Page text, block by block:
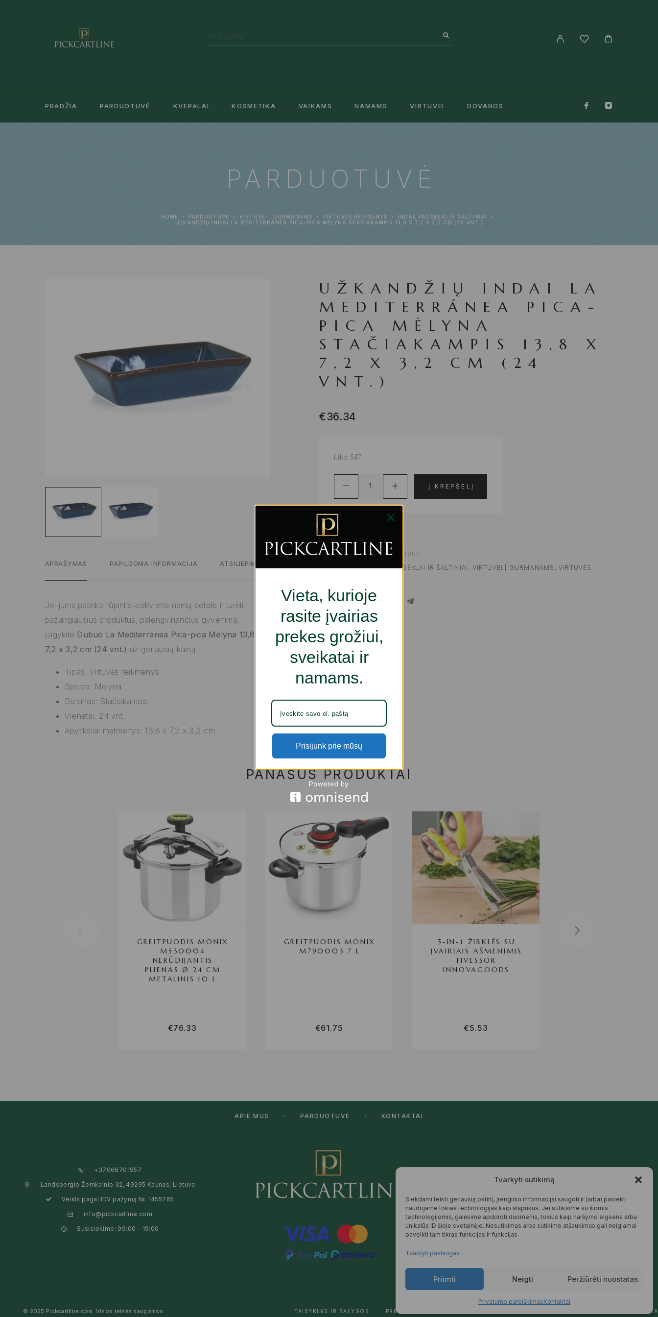
Tvarkyti sutikimą
Siekdami teikti geriausią patirtį, įrenginio informacijai saugoti ir (arba) pasiekti
naudojame tokias technologijas kaip slapukus. Jei sutiksime su šiomis
technologijomis, galėsime apdoroti duomenis, tokius kaip naršymo elgsena arba
unikalūs ID šioje svetainėje. Nesutikimas arba sutikimo atšaukimas gali neigiamai
paveikti tam tikras funkcijas ir funkcijas.
Tvarkyti paslaugas
Priimti Neigti Peržiūrėti nuostatas
Privatumo pareiškimasKontaktai
PRADŽIA PARDUOTUVĖ KVEPALAI KOSMETIKA VAIKAMS NAMAMS VIRTUVEI DOVANOS
PARDUOTUVĖ
HOME PARDUOTUVĖ VIRTUVEI | GURMANAMS VIRTUVĖS REIKMENYS
INDAI, PADĖKLAI IR ŠALTINIAI
UŽKANDŽIŲ INDAI LA MEDITERRÁNEA PICA-PICA MĖLYNA STAČIAKAMPIS 13,8 X 7,2 X 3,2 CM (24 VNT.)
APRAŠYMAS PAPILDOMA INFORMACIJA ATSILIEPIMAI
Jei jums patinka rūpintis kiekviena namų detale ir turėti
pažangiausius produktus, palengvinančius gyvenimą,
įsigykite Dubuo La Mediterránea Pica-pica Mėlyna 13,8 x
7,2 x 3,2 cm (24 vnt.) už geriausią kainą.
Tipas: Virtuvės reikmenys
Spalva: Mėlyna
Dizainas: Stačiakampis
Vienetai: 24 vnt.
Apytiksliai matmenys: 13,8 x 7,2 x 3,2 cm
UŽKANDŽIŲ INDAI LA
MEDITERRÁNEA PICA-
PICA MĖLYNA
STAČIAKAMPIS 13,8 X
7,2 X 3,2 CM (24
VNT.)
€36.34
Liko 547
Į KREPŠELĮ
ADD TO WISHLIST
PRODUKTO KODAS:S2233051
KATEGORIJOS:INDAI, PADĖKLAI IR ŠALTINIAI VIRTUVEI | GURMANAMS ,VIRTUVĖS
SHARE
PANAŠŪS PRODUKTAI
GREITPUODIS MONIX
M530004
NERŪDIJANTIS
PLIENAS Ø 24 CM
METALINIS 10 L
€76.33
GREITPUODIS MONIX
M790003 7 L
€61.75
5-IN-1 ŽIRKLĖS SU
ĮVAIRIAIS AŠMENIMIS
FIVESSOR
INNOVAGOODS
€5.53
APIE MUS PARDUOTUVĖ KONTAKTAI
+37066701957
Landsbergio Žemkalnio 32, 49295 Kaunas, Lietuva
Veikla pagal IDV pažymą Nr. 1455765
info@pickcartline.com
Susisiekime: 09:00 - 19:00
apie šeimą, jaukius namus ir harmoningą
draugiškos tiek Jums, tiek gamtai.
SKAITYTI DAUGIAU
© 2025 Pickcartline.com. Visos teisės saugomos. TAISYKLĖS IR SĄLYGOS PREKIŲ PRISTATYMAS PRIVATUMO POLITIKA
Vieta, kurioje
rasite įvairias
prekes grožiui,
sveikatai ir
namams.
Prisijunk prie mūsų